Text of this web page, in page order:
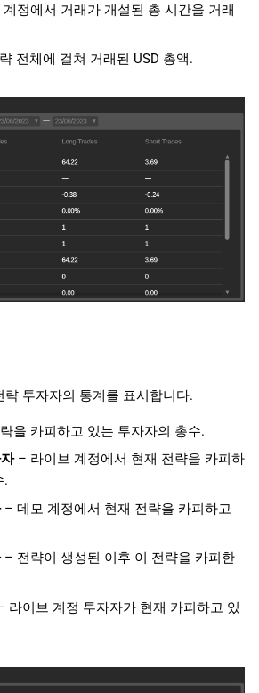
정에서 거래가 개설된 총 시간을 거래
전체에 걸쳐 거래된 USD 총액.
략 투자자의 통계를 표시합니다.
을 카피하고 있는 투자자의 총수.
– 라이브 계정에서 현재 전략을 카피하
.
– 데모 계정에서 현재 전략을 카피하고
– 전략이 생성된 이후 이 전략을 카피한
라이브 계정 투자자가 현재 카피하고 있